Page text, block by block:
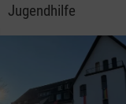
Jugendhilfe